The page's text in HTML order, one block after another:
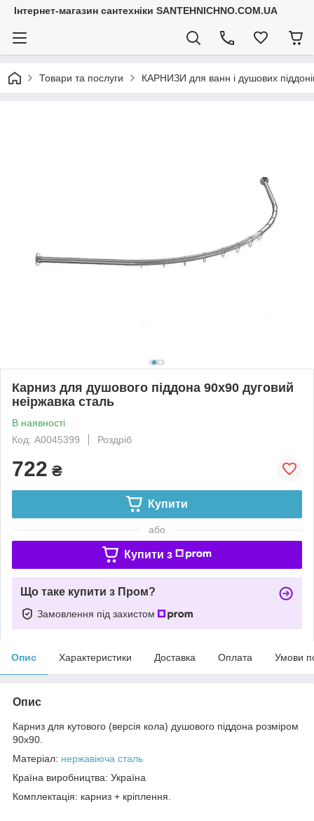
Інтернет-магазин сантехніки SANTEHNICHNO.COM.UA
Товари та послуги КАРНИЗИ для ванн і душових
Карниз для душового піддона 90х90 дуговий
неіржавка сталь
В наявності
Код: А0045399
Роздріб
722 ₴
Купити
або
Купити з
Що таке купити з Пром?
Замовлення під захистом
Опис Характеристики Доставка Оплата Умови
Опис
Карниз для кутового (версія кола) душового піддона розміром
90х90.
Матеріал: нержавіюча сталь
Країна виробництва: Україна
Комплектація: карниз + кріплення.